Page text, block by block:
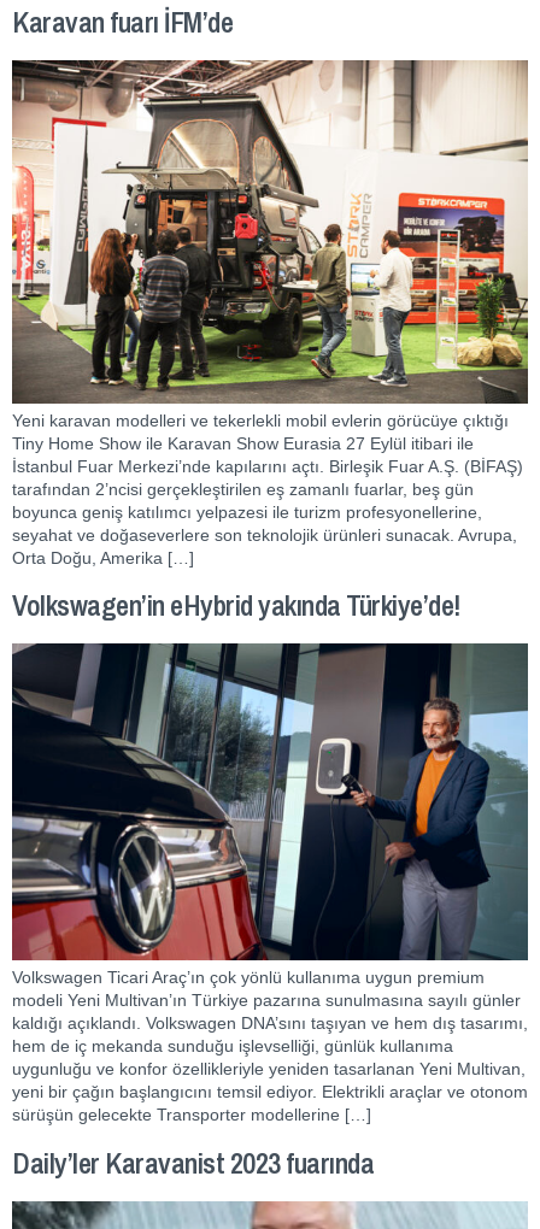
Karavan fuarı İFM’de
Yeni karavan modelleri ve tekerlekli mobil evlerin görücüye çıktığı
Tiny Home Show ile Karavan Show Eurasia 27 Eylül itibari ile
İstanbul Fuar Merkezi’nde kapılarını açtı. Birleşik Fuar A.Ş. (BİFAŞ)
tarafından 2’ncisi gerçekleştirilen eş zamanlı fuarlar, beş gün
boyunca geniş katılımcı yelpazesi ile turizm profesyonellerine,
seyahat ve doğaseverlere son teknolojik ürünleri sunacak. Avrupa,
Orta Doğu, Amerika […]
Volkswagen’in eHybrid yakında Türkiye’de!
Volkswagen Ticari Araç’ın çok yönlü kullanıma uygun premium
modeli Yeni Multivan’ın Türkiye pazarına sunulmasına sayılı günler
kaldığı açıklandı. Volkswagen DNA’sını taşıyan ve hem dış tasarımı,
hem de iç mekanda sunduğu işlevselliği, günlük kullanıma
uygunluğu ve konfor özellikleriyle yeniden tasarlanan Yeni Multivan,
yeni bir çağın başlangıcını temsil ediyor. Elektrikli araçlar ve otonom
sürüşün gelecekte Transporter modellerine […]
Daily’ler Karavanist 2023 fuarında